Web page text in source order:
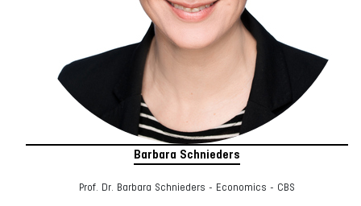
Barbara Schnieders
Prof. Dr. Barbara Schnieders - Economics - CBS